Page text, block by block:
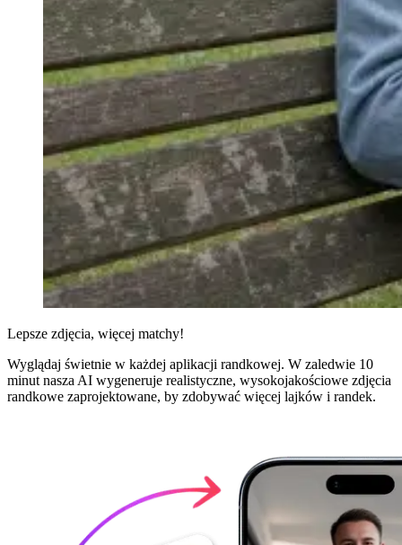
Lepsze zdjęcia, więcej matchy!
Wyglądaj świetnie w każdej aplikacji randkowej. W zaledwie 10
minut nasza AI wygeneruje realistyczne, wysokojakościowe zdjęcia
randkowe zaprojektowane, by zdobywać więcej lajków i randek.